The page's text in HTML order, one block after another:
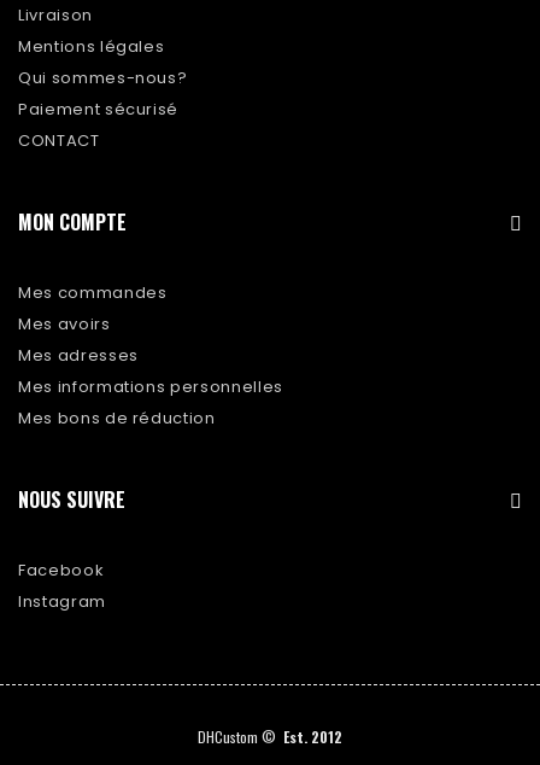
Livraison
Mentions légales
Qui sommes-nous?
Paiement sécurisé
CONTACT
MON COMPTE
Mes commandes
Mes avoirs
Mes adresses
Mes informations personnelles
Mes bons de réduction
NOUS SUIVRE
Facebook
Instagram
DHCustom © Est. 2012